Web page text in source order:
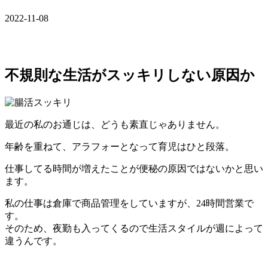
2022-11-08
不規則な生活がスッキリしない原因か
最近の私のお通じは、どうも素直じゃありません。
年齢を重ねて、アラフォーとなって育児はひと段落。
仕事してる時間が増えたことが便秘の原因ではないかと思い
ます。
私の仕事は倉庫で商品管理をしていますが、24時間営業で
す。
そのため、夜勤も入ってくるので生活スタイルが週によって
違うんです。